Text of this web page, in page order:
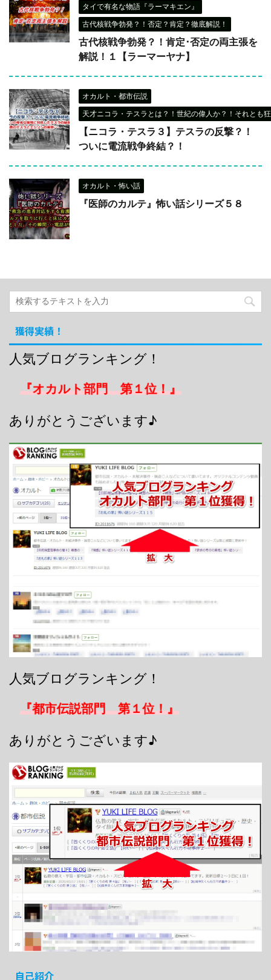
タイで有名な物語『ラーマキエン』
古代核戦争勃発？！否定？肯定？徹底解説！
古代核戦争勃発？！肯定･否定の両主張を
解説！１【ラーマーヤナ】
オカルト・都市伝説
天才ニコラ・テスラとは？！世紀の偉人か？！それとも
【ニコラ・テスラ３】テスラの反撃？！
ついに電流戦争終結？！
オカルト・怖い話
『医師のカルテ』怖い話シリーズ５８
獲得実績！
人気ブログランキング！
『オカルト部門 第１位！』
ありがとうございます♪
人気ブログランキング！
『都市伝説部門 第１位！』
ありがとうございます♪
自己紹介